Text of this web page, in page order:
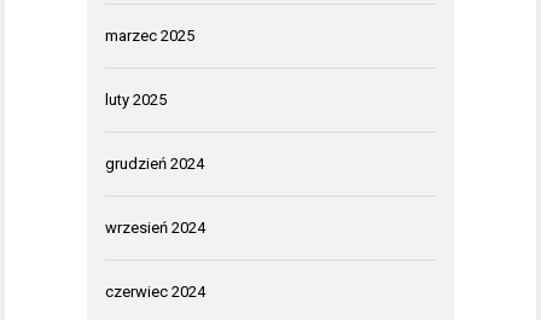
marzec 2025
luty 2025
grudzień 2024
wrzesień 2024
czerwiec 2024